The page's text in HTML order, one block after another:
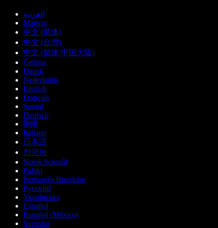
العربية
Magyar
中文 (简体)
中文 (台灣)
中文 (简体 中国大陆)
Čeština
Dansk
Nederlands
English
Français
Suomi
Deutsch
हिन्दी
Italiano
日本語
한국어
Norsk bokmål
Polski
Português Brasileiro
Русский
Українська
Español
Español (México)
Svenska